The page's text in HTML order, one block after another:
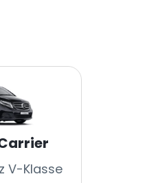
V-Klasse